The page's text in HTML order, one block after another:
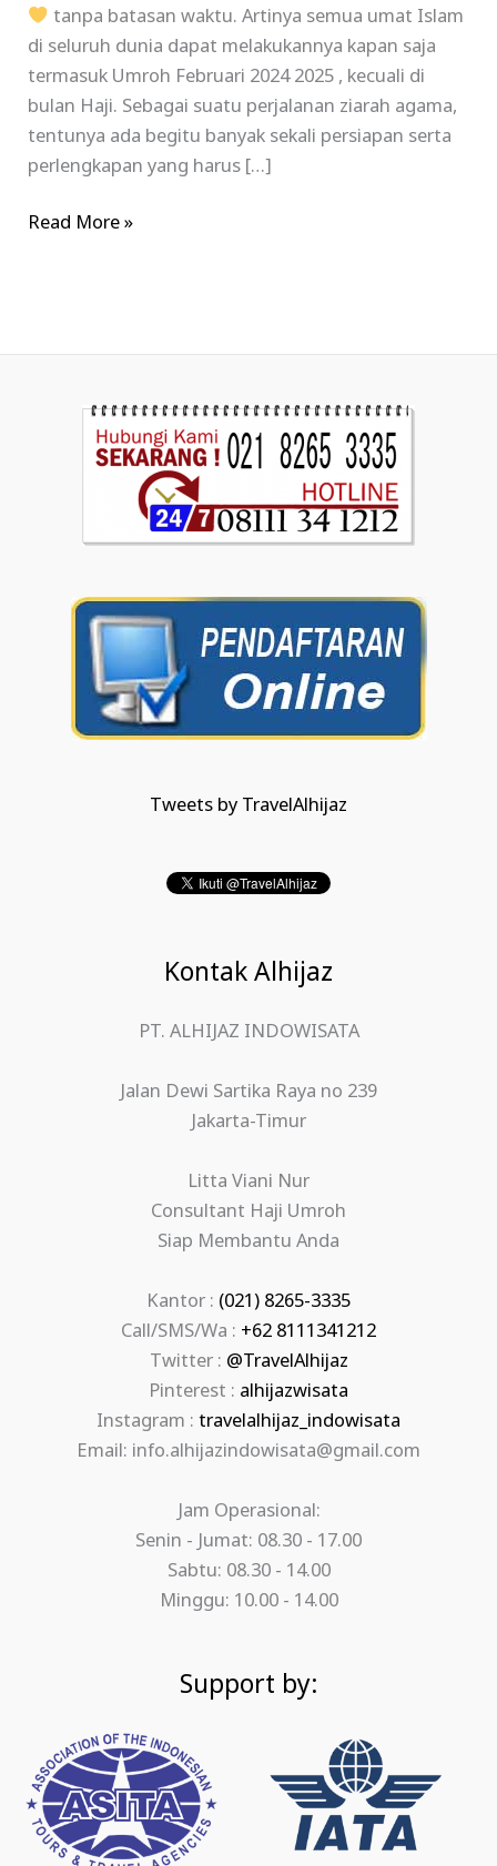
tanpa batasan waktu. Artinya semua umat Islam
di seluruh dunia dapat melakukannya kapan saja
termasuk Umroh Februari 2024 2025 , kecuali di
bulan Haji. Sebagai suatu perjalanan ziarah agama,
tentunya ada begitu banyak sekali persiapan serta
perlengkapan yang harus […]
Read More »
Tweets by TravelAlhijaz
Kontak Alhijaz
PT. ALHIJAZ INDOWISATA
Jalan Dewi Sartika Raya no 239
Jakarta-Timur
Litta Viani Nur
Consultant Haji Umroh
Siap Membantu Anda
Kantor : (021) 8265-3335
Call/SMS/Wa : +62 8111341212
Twitter : @TravelAlhijaz
Pinterest : alhijazwisata
Instagram : travelalhijaz_indowisata
Email: info.alhijazindowisata@gmail.com
Jam Operasional:
Senin - Jumat: 08.30 - 17.00
Sabtu: 08.30 - 14.00
Minggu: 10.00 - 14.00
Support by: